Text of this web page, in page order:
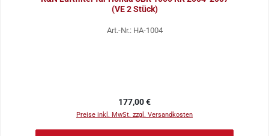
(VE 2 Stück)
Art.-Nr.: HA-1004
Regulärer Preis:
177,00 €
Preise inkl. MwSt. zzgl. Versandkosten